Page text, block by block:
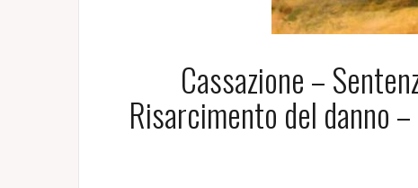
Cassazione –
Risarcimento del danno